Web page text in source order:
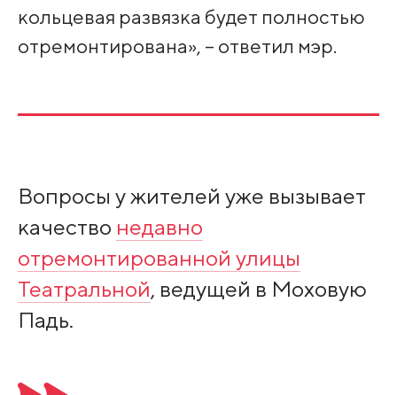
кольцевая развязка будет полностью
отремонтирована», – ответил мэр.
Вопросы у жителей уже вызывает
качество недавно
отремонтированной улицы
Театральной, ведущей в Моховую
Падь.